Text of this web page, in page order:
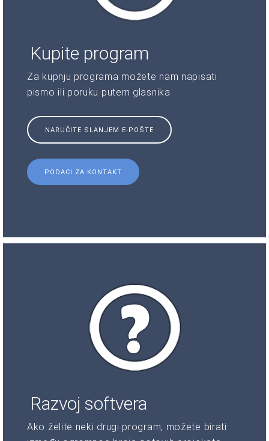
Kupite program
Za kupnju programa možete nam napisati
pismo ili poruku putem glasnika
NARUČITE SLANJEM E-POŠTE
PODACI ZA KONTAKT
Razvoj softvera
Ako želite neki drugi program, možete birati